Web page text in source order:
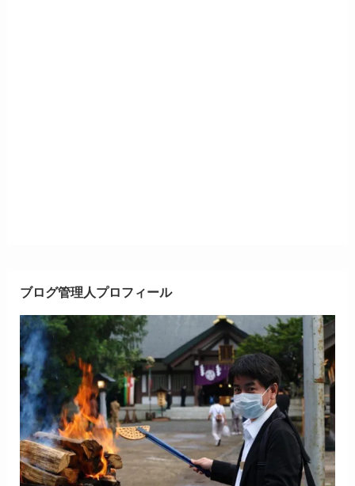
ブログ管理人プロフィール